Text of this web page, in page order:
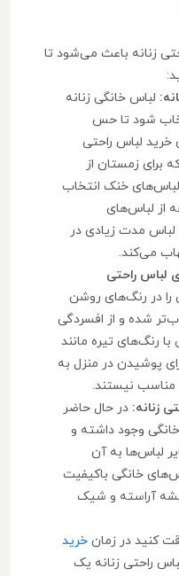
زنانه باعث می‌شود تا
لباس خانگی زنانه
شود تا حس
خرید لباس راحتی
برای زمستان از
خنک انتخاب
از لباس‌های
لباس مدت زیادی در
می‌کند.
لباس راحتی
را در رنگ‌های روشن
شده و از افسردگی
رنگ‌های تیره مانند
پوشیدن در منزل به
نیستند.
زنانه: در حال حاضر
وجود داشته و
لباس‌ها به آن
خانگی باکیفیت
آراسته و شیک
کنید در زمان خرید
راحتی زنانه یک